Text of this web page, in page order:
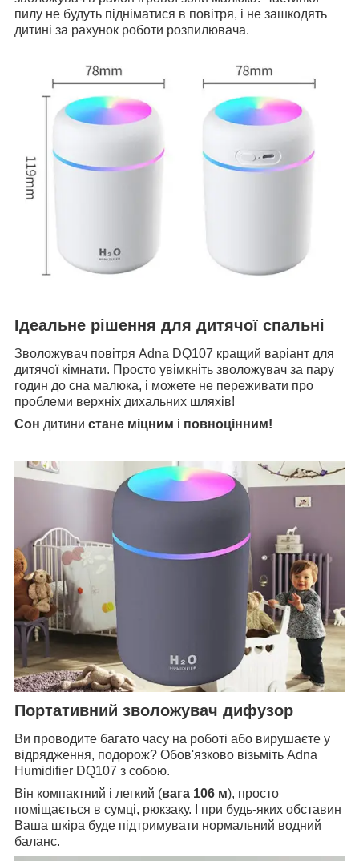
пилу не будуть підніматися в повітря, і не зашкодять
дитині за рахунок роботи розпилювача.
Ідеальне рішення для дитячої спальні
Зволожувач повітря Adna DQ107 кращий варіант для
дитячої кімнати. Просто увімкніть зволожувач за пару
годин до сна малюка, і можете не переживати про
проблеми верхніх дихальних шляхів!
Сон дитини стане міцним і повноцінним!
Портативний зволожувач дифузор
Ви проводите багато часу на роботі або вирушаєте у
відрядження, подорож? Обов'язково візьміть Adna
Humidifier DQ107 з собою.
Він компактний і легкий (вага 106 м), просто
поміщається в сумці, рюкзаку. І при будь-яких обставин
Ваша шкіра буде підтримувати нормальний водний
баланс.